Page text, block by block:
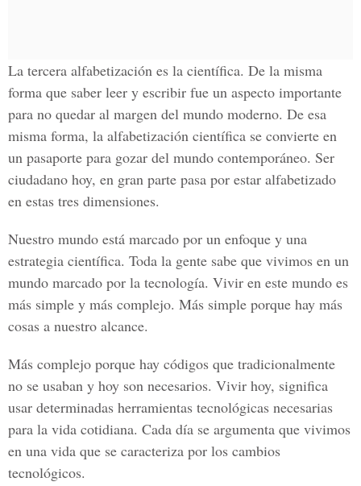
La tercera alfabetización es la científica. De la misma
forma que saber leer y escribir fue un aspecto importante
para no quedar al margen del mundo moderno. De esa
misma forma, la alfabetización científica se convierte en
un pasaporte para gozar del mundo contemporáneo. Ser
ciudadano hoy, en gran parte pasa por estar alfabetizado
en estas tres dimensiones.
Nuestro mundo está marcado por un enfoque y una
estrategia científica. Toda la gente sabe que vivimos en un
mundo marcado por la tecnología. Vivir en este mundo es
más simple y más complejo. Más simple porque hay más
cosas a nuestro alcance.
Más complejo porque hay códigos que tradicionalmente
no se usaban y hoy son necesarios. Vivir hoy, significa
usar determinadas herramientas tecnológicas necesarias
para la vida cotidiana. Cada día se argumenta que vivimos
en una vida que se caracteriza por los cambios
tecnológicos.